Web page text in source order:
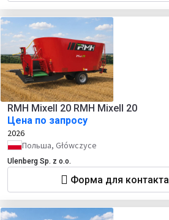
RMH Mixell 20 RMH Mixell 20
Цена по запросу
2026
Польша, Główczyce
Ulenberg Sp. z o.o.
Форма для контакта